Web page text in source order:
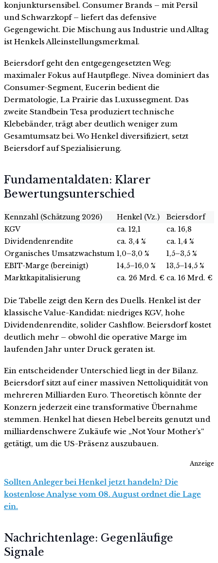
konjunktursensibel. Consumer Brands – mit Persil
und Schwarzkopf – liefert das defensive
Gegengewicht. Die Mischung aus Industrie und Alltag
ist Henkels Alleinstellungsmerkmal.
Beiersdorf geht den entgegengesetzten Weg:
maximaler Fokus auf Hautpflege. Nivea dominiert das
Consumer-Segment, Eucerin bedient die
Dermatologie, La Prairie das Luxussegment. Das
zweite Standbein Tesa produziert technische
Klebebänder, trägt aber deutlich weniger zum
Gesamtumsatz bei. Wo Henkel diversifiziert, setzt
Beiersdorf auf Spezialisierung.
Fundamentaldaten: Klarer
Bewertungsunterschied
Kennzahl (Schätzung 2026) Henkel (Vz.)
Beiersdorf
KGV
ca. 12,1
ca. 16,8
Dividendenrendite
ca. 3,4 %
ca. 1,4 %
Organisches Umsatzwachstum 1,0–3,0 %
1,5–3,5 %
EBIT-Marge (bereinigt)
14,5–16,0 %
13,5–14,5 %
Marktkapitalisierung
ca. 26 Mrd. € ca. 16 Mrd. €
Die Tabelle zeigt den Kern des Duells. Henkel ist der
klassische Value-Kandidat: niedriges KGV, hohe
Dividendenrendite, solider Cashflow. Beiersdorf kostet
deutlich mehr – obwohl die operative Marge im
laufenden Jahr unter Druck geraten ist.
Ein entscheidender Unterschied liegt in der Bilanz.
Beiersdorf sitzt auf einer massiven Nettoliquidität von
mehreren Milliarden Euro. Theoretisch könnte der
Konzern jederzeit eine transformative Übernahme
stemmen. Henkel hat diesen Hebel bereits genutzt und
milliardenschwere Zukäufe wie „Not Your Mother’s“
getätigt, um die US-Präsenz auszubauen.
Anzeige
Sollten Anleger bei Henkel jetzt handeln? Die
kostenlose Analyse vom 08. August ordnet die Lage
ein.
Nachrichtenlage: Gegenläufige
Signale